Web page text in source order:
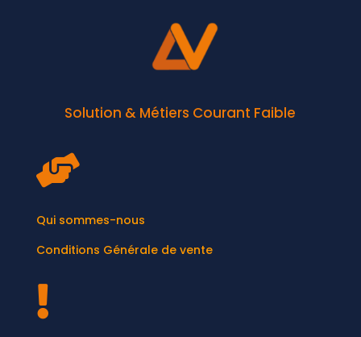
Solution & Métiers Courant Faible

Qui sommes-nous
Conditions Générale de vente
